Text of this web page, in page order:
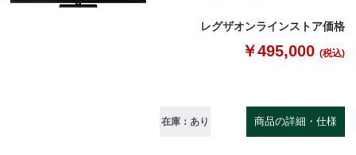
レグザオンラインストア価格
￥495,000 (税込)
在庫：あり 商品の詳細・仕様